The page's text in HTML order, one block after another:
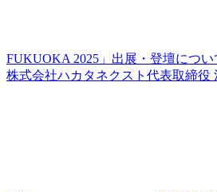
FUKUOKA 2025」出展・登壇につい
株式会社ハカタネクスト代表取締役